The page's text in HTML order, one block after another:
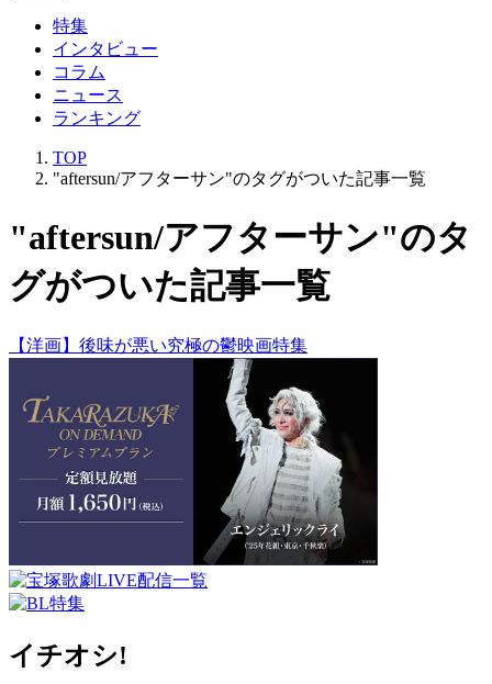
特集
インタビュー
コラム
ニュース
ランキング
TOP
"aftersun/アフターサン"のタグがついた記事一覧
"aftersun/アフターサン"のタ
グがついた記事一覧
【洋画】後味が悪い究極の鬱映画特集
イチオシ!